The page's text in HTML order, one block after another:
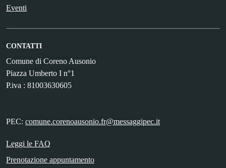
Eventi
CONTATTI
Comune di Coreno Ausonio
Piazza Umberto I n°1
P.iva : 81003630605
PEC: comune.corenoausonio.fr@messaggipec.it
Leggi le FAQ
Prenotazione appuntamento